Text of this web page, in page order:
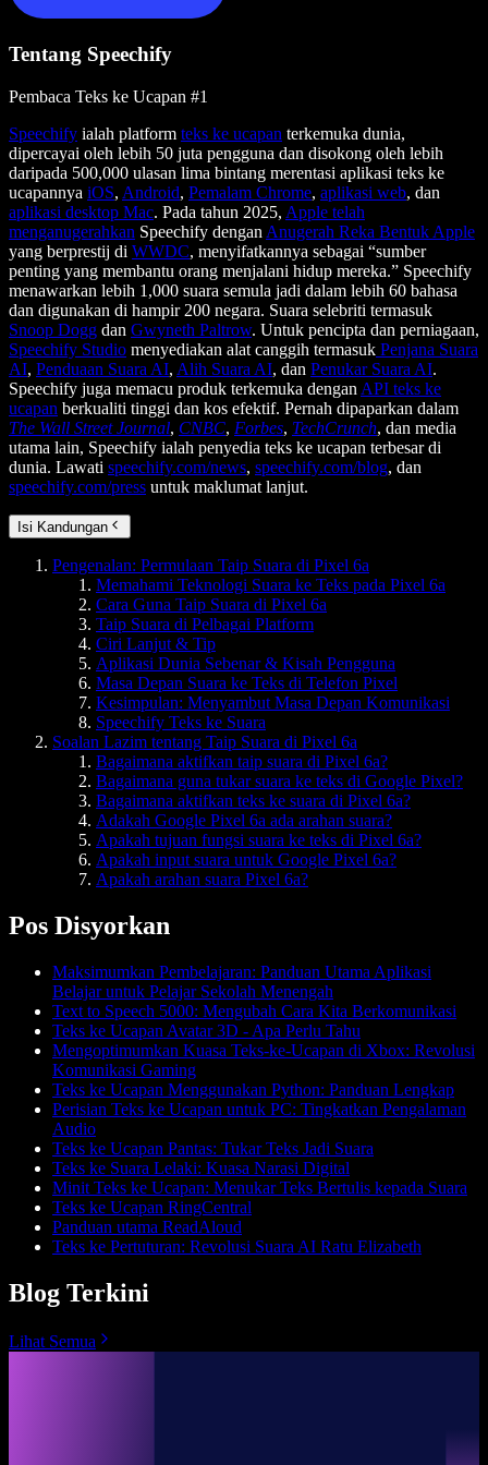
Tentang Speechify
Pembaca Teks ke Ucapan #1
Speechify ialah platform teks ke ucapan terkemuka dunia,
dipercayai oleh lebih 50 juta pengguna dan disokong oleh lebih
daripada 500,000 ulasan lima bintang merentasi aplikasi teks ke
ucapannya iOS, Android, Pemalam Chrome, aplikasi web, dan
aplikasi desktop Mac. Pada tahun 2025, Apple telah
menganugerahkan Speechify dengan Anugerah Reka Bentuk Apple
yang berprestij di WWDC, menyifatkannya sebagai “sumber
penting yang membantu orang menjalani hidup mereka.” Speechify
menawarkan lebih 1,000 suara semula jadi dalam lebih 60 bahasa
dan digunakan di hampir 200 negara. Suara selebriti termasuk
Snoop Dogg dan Gwyneth Paltrow. Untuk pencipta dan perniagaan,
Speechify Studio menyediakan alat canggih termasuk Penjana Suara
AI, Penduaan Suara AI, Alih Suara AI, dan Penukar Suara AI.
Speechify juga memacu produk terkemuka dengan API teks ke
ucapan berkualiti tinggi dan kos efektif. Pernah dipaparkan dalam
The Wall Street Journal, CNBC, Forbes, TechCrunch, dan media
utama lain, Speechify ialah penyedia teks ke ucapan terbesar di
dunia. Lawati speechify.com/news, speechify.com/blog, dan
speechify.com/press untuk maklumat lanjut.
Isi Kandungan
Pengenalan: Permulaan Taip Suara di Pixel 6a
Memahami Teknologi Suara ke Teks pada Pixel 6a
Cara Guna Taip Suara di Pixel 6a
Taip Suara di Pelbagai Platform
Ciri Lanjut & Tip
Aplikasi Dunia Sebenar & Kisah Pengguna
Masa Depan Suara ke Teks di Telefon Pixel
Kesimpulan: Menyambut Masa Depan Komunikasi
Speechify Teks ke Suara
Soalan Lazim tentang Taip Suara di Pixel 6a
Bagaimana aktifkan taip suara di Pixel 6a?
Bagaimana guna tukar suara ke teks di Google Pixel?
Bagaimana aktifkan teks ke suara di Pixel 6a?
Adakah Google Pixel 6a ada arahan suara?
Apakah tujuan fungsi suara ke teks di Pixel 6a?
Apakah input suara untuk Google Pixel 6a?
Apakah arahan suara Pixel 6a?
Pos Disyorkan
Maksimumkan Pembelajaran: Panduan Utama Aplikasi
Belajar untuk Pelajar Sekolah Menengah
Text to Speech 5000: Mengubah Cara Kita Berkomunikasi
Teks ke Ucapan Avatar 3D - Apa Perlu Tahu
Mengoptimumkan Kuasa Teks-ke-Ucapan di Xbox: Revolusi
Komunikasi Gaming
Teks ke Ucapan Menggunakan Python: Panduan Lengkap
Perisian Teks ke Ucapan untuk PC: Tingkatkan Pengalaman
Audio
Teks ke Ucapan Pantas: Tukar Teks Jadi Suara
Teks ke Suara Lelaki: Kuasa Narasi Digital
Minit Teks ke Ucapan: Menukar Teks Bertulis kepada Suara
Teks ke Ucapan RingCentral
Panduan utama ReadAloud
Teks ke Pertuturan: Revolusi Suara AI Ratu Elizabeth
Blog Terkini
Lihat Semua